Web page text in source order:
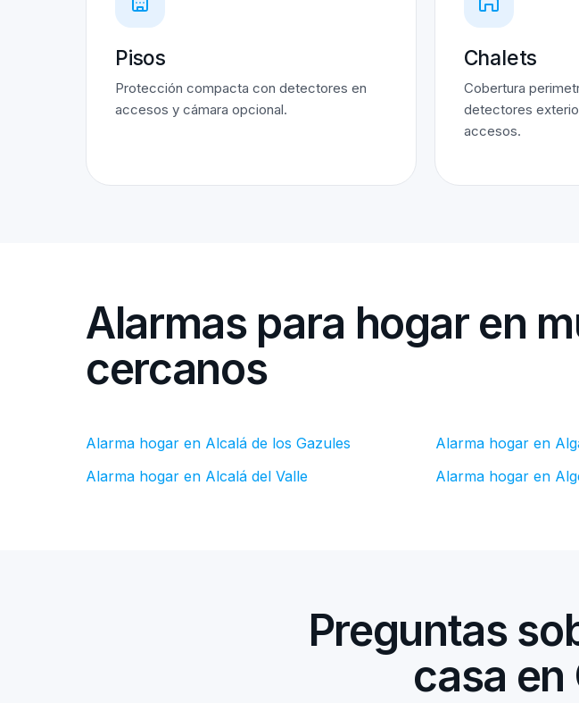
Pisos
Protección compacta con detectores en
accesos y cámara opcional.
Chalets
Cobertura
detectores
accesos.
Alarmas para hogar en
cercanos
Alarma hogar en Alcalá de los Gazules
Alarma hogar en Alcalá del Valle
Alarma hogar en
Alarma hogar en
Preguntas
casa en